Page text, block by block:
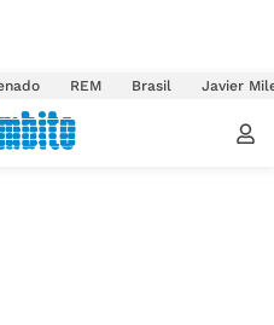
REM Brasil Javier